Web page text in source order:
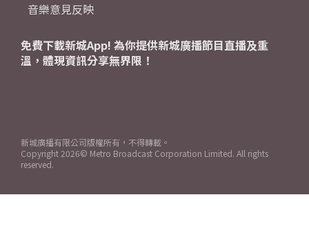
音樂意見反映
免費下載新城App! 為你提供新城廣播節目直播及重
溫，體現資訊分享無界限！
新城廣播有限公司版權所有，不得轉載。
Copyright 2026© Metro Broadcast Corporation Limited. All rights
reserved.